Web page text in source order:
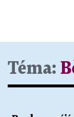
Téma: